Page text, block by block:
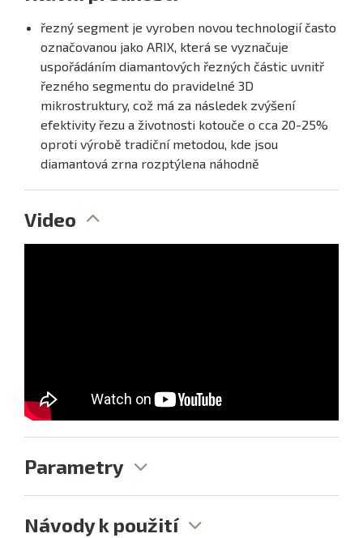
řezný segment je vyroben novou technologií často
označovanou jako ARIX, která se vyznačuje
uspořádáním diamantových řezných částic uvnitř
řezného segmentu do pravidelné 3D
mikrostruktury, což má za následek zvýšení
efektivity řezu a životnosti kotouče o cca 20-25%
oproti výrobě tradiční metodou, kde jsou
diamantová zrna rozptýlena náhodně
Video
Parametry
Návody k použití